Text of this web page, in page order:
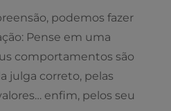
podemos fazer
Pense em uma
comportamentos são
julga correto, pelas
enfim, pelos seu